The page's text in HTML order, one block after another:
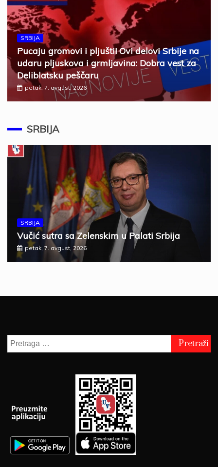
SRBIJA
Pucaju gromovi i pljušti! Ovi delovi Srbije na
udaru pljuskova i grmljavina: Dobra vest za
Deliblatsku peščaru
petak, 7. avgust, 2026
SRBIJA
SRBIJA
Vučić sutra sa Zelenskim u Palati Srbija
petak, 7. avgust, 2026
Pretraga
za: